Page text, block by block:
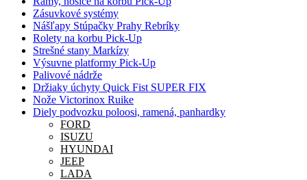
Zásuvkové systémy
Nášľapy Stúpačky Prahy Rebríky
Rolety na korbu Pick-Up
Strešné stany Markízy
Výsuvne platformy Pick-Up
Palivové nádrže
Držiaky úchyty Quick Fist SUPER FIX
Nože Victorinox Ruike
Diely podvozku poloosi, ramená, panhardky
FORD
ISUZU
HYUNDAI
JEEP
LADA